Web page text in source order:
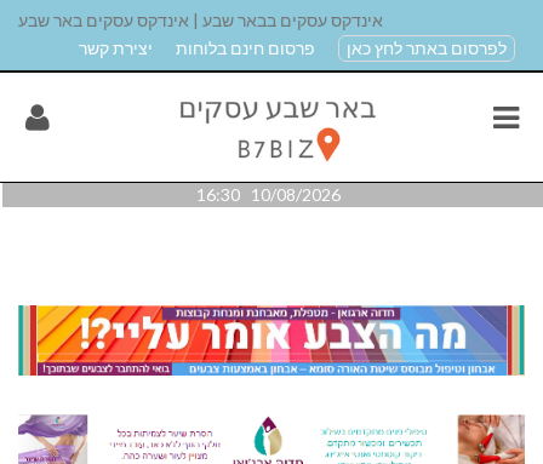
אינדקס עסקים בבאר שבע | אינדקס עסקים באר שבע
לפרסום באתר לחץ כאן
פרסום חינם בלוחות יצירת קשר
10/08/2026 16:30